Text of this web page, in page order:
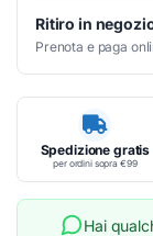
Ritiro in
Prenota e paga
Spedizione gratis
per ordini sopra €99
Hai